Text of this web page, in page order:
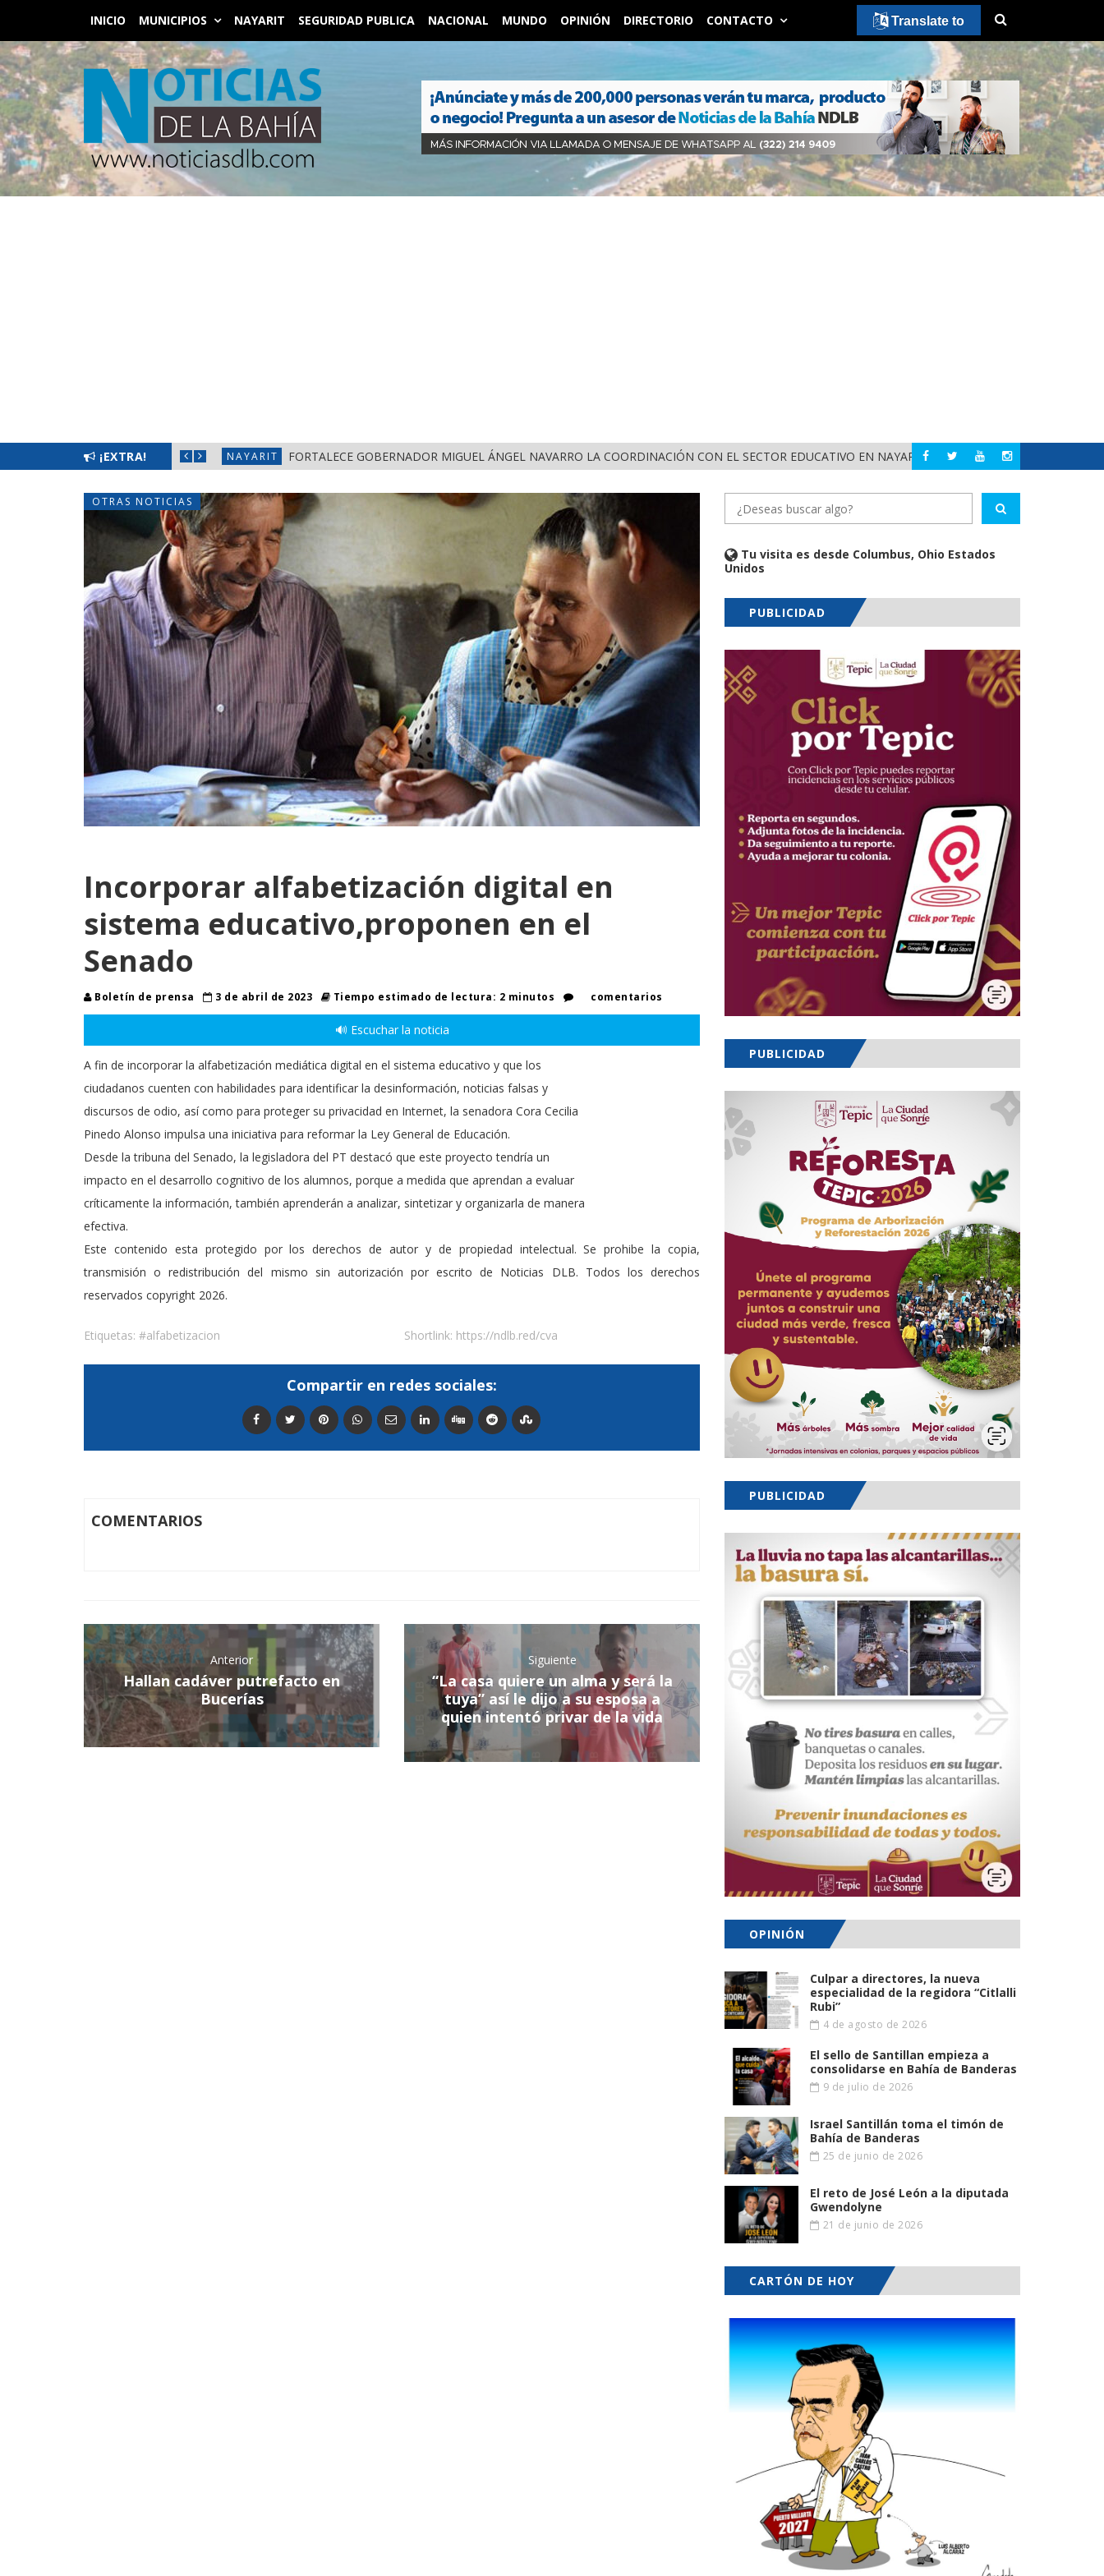
INICIO MUNICIPIOS NAYARIT SEGURIDAD PUBLICA NACIONAL MUNDO OPINIÓN DIRECTORIO CONTACTO
¡EXTRA!
BIENESTAR EN NAYARIT NAYARIT FORTALECE GOBERNADOR MIGUEL ÁNGEL NAVARRO LA COORDINACIÓN CON EL SECTOR EDUCATIVO EN NAYARIT NAYARIT ALERTA DIF
OTRAS NOTICIAS
Incorporar alfabetización digital en
sistema educativo,proponen en el
Senado
Boletín de prensa 3 de abril de 2023 Tiempo estimado de lectura: 2 minutos comentarios
🔊 Escuchar la noticia
A fin de incorporar la alfabetización mediática digital en el sistema educativo y que los
ciudadanos cuenten con habilidades para identificar la desinformación, noticias falsas y
discursos de odio, así como para proteger su privacidad en Internet, la senadora Cora Cecilia
Pinedo Alonso impulsa una iniciativa para reformar la Ley General de Educación.
Desde la tribuna del Senado, la legisladora del PT destacó que este proyecto tendría un
impacto en el desarrollo cognitivo de los alumnos, porque a medida que aprendan a evaluar
críticamente la información, también aprenderán a analizar, sintetizar y organizarla de manera
efectiva.
Este contenido esta protegido por los derechos de autor y de propiedad intelectual. Se prohibe la copia,
transmisión o redistribución del mismo sin autorización por escrito de Noticias DLB. Todos los derechos
reservados copyright 2026.
Etiquetas: #alfabetizacion Shortlink: https://ndlb.red/cva
Compartir en redes sociales:
COMENTARIOS
Anterior
Hallan cadáver putrefacto en
Bucerías
Siguiente
“La casa quiere un alma y será la
tuya” así le dijo a su esposa a
quien intentó privar de la vida
Tu visita es desde Columbus, Ohio Estados
Unidos
PUBLICIDAD
PUBLICIDAD
PUBLICIDAD
OPINIÓN
Culpar a directores, la nueva
especialidad de la regidora “Citlalli
Rubi”
4 de agosto de 2026
El sello de Santillan empieza a
consolidarse en Bahía de Banderas
9 de julio de 2026
Israel Santillán toma el timón de
Bahía de Banderas
25 de junio de 2026
El reto de José León a la diputada
Gwendolyne
21 de junio de 2026
CARTÓN DE HOY
Translate to